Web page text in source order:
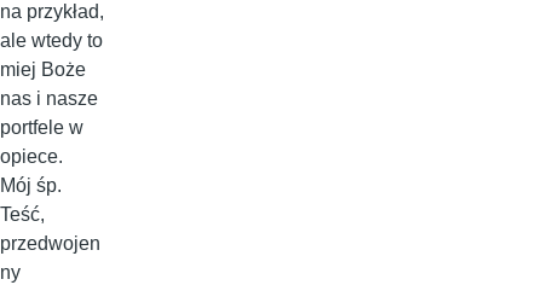
na przykład,
ale wtedy to
miej Boże
nas i nasze
portfele w
opiece.
Mój śp.
Teść,
przedwojen
ny